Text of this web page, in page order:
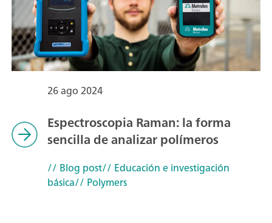
26 ago 2024
Espectroscopia Raman: la forma
sencilla de analizar polímeros
// Blog post// Educación e investigación
básica// Polymers